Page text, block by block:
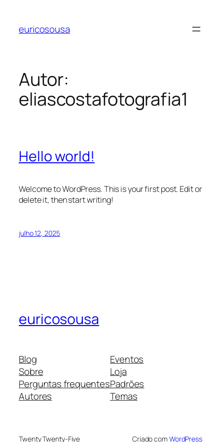
euricosousa
Autor:
eliascostafotografia1
Hello world!
Welcome to WordPress. This is your first post. Edit or
delete it, then start writing!
julho 12, 2025
euricosousa
Blog
Sobre
Perguntas frequentes
Autores
Eventos
Loja
Padrões
Temas
Twenty Twenty-Five Criado com WordPress